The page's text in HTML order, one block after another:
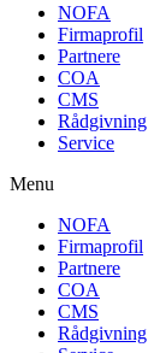
NOFA
Firmaprofil
Partnere
COA
CMS
Rådgivning
Service
Menu
NOFA
Firmaprofil
Partnere
COA
CMS
Rådgivning